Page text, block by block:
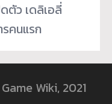
ตัว เดลิเอลี่
คนแรก
Wiki, 2021